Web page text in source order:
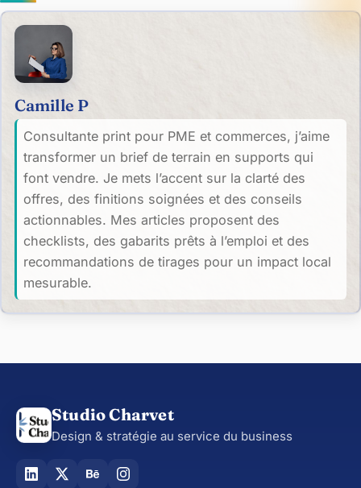
Camille P
Consultante print pour PME et commerces, j’aime
transformer un brief de terrain en supports qui
font vendre. Je mets l’accent sur la clarté des
offres, des finitions soignées et des conseils
actionnables. Mes articles proposent des
checklists, des gabarits prêts à l’emploi et des
recommandations de tirages pour un impact local
mesurable.
Studio Charvet
Design & stratégie au service du business